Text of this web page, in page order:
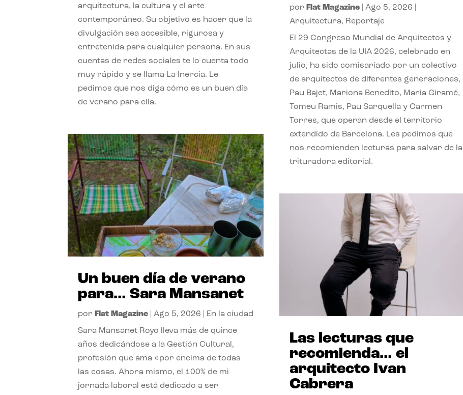
arquitectura, la cultura y el arte
contemporáneo. Su objetivo es hacer que la
divulgación sea accesible, rigurosa y
entretenida para cualquier persona. En sus
cuentas de redes sociales te lo cuenta todo
muy rápido y se llama La Inercia. Le
pedimos que nos diga cómo es un buen día
de verano para ella.
Un buen día de verano
para… Sara Mansanet
por Flat Magazine |Ago 5, 2026 En la ciudad
Sara Mansanet Royo lleva más de quince
años dedicándose a la Gestión Cultural,
profesión que ama «por encima de todas
las cosas. Ahora mismo, el 100% de mi
jornada laboral está dedicado a ser
por Flat Magazine| Ago 5, 2026
Arquitectura, Reportaje
El 29 Congreso Mundial de Arquitectos y
Arquitectas de la UIA 2026, celebrado en
julio, ha sido comisariado por un colectivo
de arquitectos de diferentes generaciones,
Pau Bajet, Mariona Benedito, Maria Giramé,
Tomeu Ramis, Pau Sarquella y Carmen
Torres, que operan desde el territorio
extendido de Barcelona. Les pedimos que
nos recomienden lecturas para salvar de la
trituradora editorial.
Las lecturas que
recomienda… el
arquitecto Ivan
Cabrera